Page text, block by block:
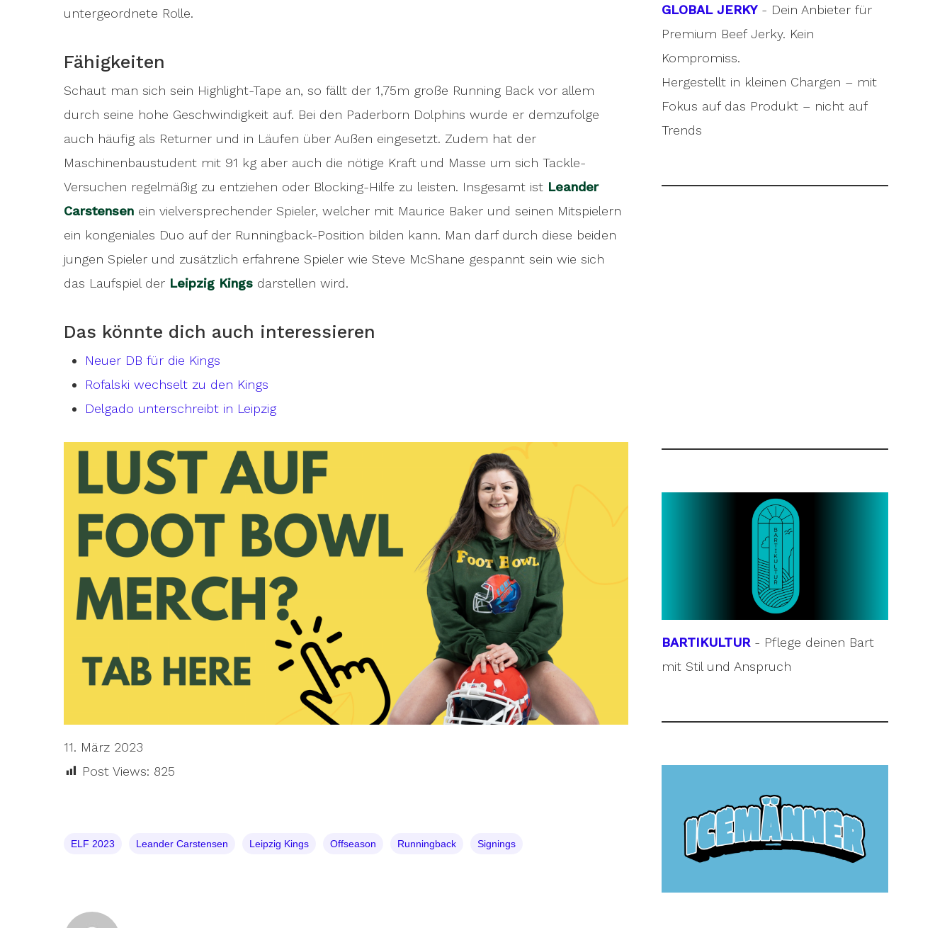
untergeordnete Rolle.
Fähigkeiten
Schaut man sich sein Highlight-Tape an, so fällt der 1,75m große Running Back vor allem
durch seine hohe Geschwindigkeit auf. Bei den Paderborn Dolphins wurde er demzufolge
auch häufig als Returner und in Läufen über Außen eingesetzt. Zudem hat der
Maschinenbaustudent mit 91 kg aber auch die nötige Kraft und Masse um sich Tackle-
Versuchen regelmäßig zu entziehen oder Blocking-Hilfe zu leisten. Insgesamt ist Leander
Carstensen ein vielversprechender Spieler, welcher mit Maurice Baker und seinen Mitspielern
ein kongeniales Duo auf der Runningback-Position bilden kann. Man darf durch diese beiden
jungen Spieler und zusätzlich erfahrene Spieler wie Steve McShane gespannt sein wie sich
das Laufspiel der Leipzig Kings darstellen wird.
Das könnte dich auch interessieren
Neuer DB für die Kings
Rofalski wechselt zu den Kings
Delgado unterschreibt in Leipzig
11. März 2023
Post Views: 825
ELF 2023 Leander Carstensen Leipzig Kings Offseason Runningback Signings
GLOBAL JERKY- Dein Anbieter für
Premium Beef Jerky. Kein
Kompromiss.
Hergestellt in kleinen Chargen – mit
Fokus auf das Produkt – nicht auf
Trends
BARTIKULTUR- Pflege deinen Bart
mit Stil und Anspruch